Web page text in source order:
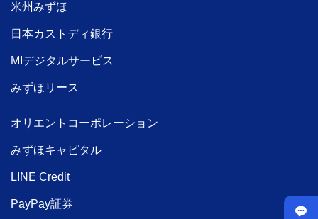
米州みずほ
日本カストディ銀行
MIデジタルサービス
みずほリース
オリエントコーポレーション
みずほキャピタル
LINE Credit
PayPay証券